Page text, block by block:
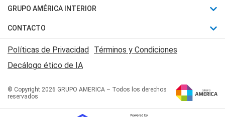
Judiciales
Economia
Motores
Trucos caseros
Series y Películas
Edictos y Solicitadas
Fútbol
Mundial
Automovilismo
Rugby
Básquet
GRUPO AMÉRICA INTERIOR
Canal 7 en Vivo
San Juan 8
CONTACTO
Acerca de Nosotros
Contactanos
Políticas de Privacidad Términos y Condiciones
Decálogo ético de IA
© Copyright 2026 GRUPO AMERICA – Todos los derechos
reservados